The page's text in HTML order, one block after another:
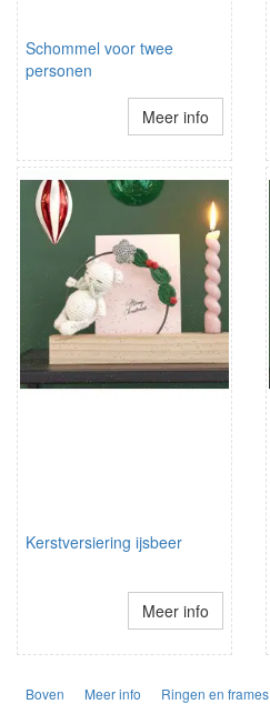
Schommel voor twee
personen
Meer info
Kerstversiering ijsbeer
Meer info
Boven Meer info Ringen en frames